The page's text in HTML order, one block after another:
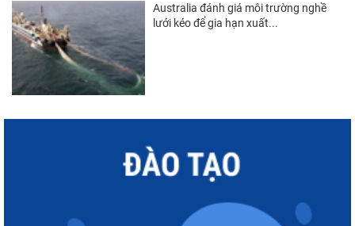
Australia đánh giá môi trường nghề
lưới kéo để gia hạn xuất...